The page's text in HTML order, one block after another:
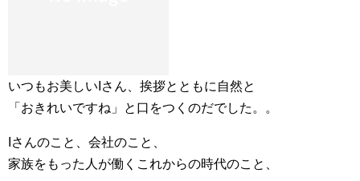
いつもお美しいIさん、挨拶とともに自然と
「おきれいですね」と口をつくのだでした。。
Iさんのこと、会社のこと、
家族をもった人が働くこれからの時代のこと、